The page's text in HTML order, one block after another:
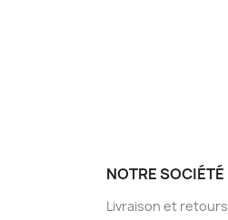
NOTRE SOCIÉTÉ
Livraison et retours